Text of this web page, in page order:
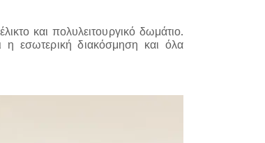
και πολυλειτουργικό δωμάτιο.
εσωτερική διακόσμηση και όλα